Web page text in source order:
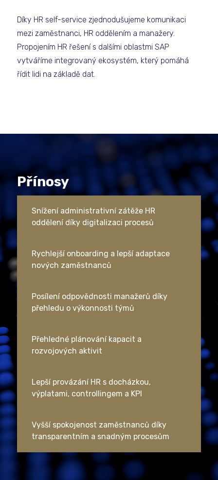
Díky HR self-service zjednodušujeme komunikaci
mezi zaměstnanci, HR oddělením a manažery.
Propojením HR řešení s dalšími oblastmi SAP
vytváříme integrovaný ekosystém, který pomáhá
řídit lidi na základě dat.
Přínosy
Snížení administrativní zátěže HR
oddělení díky digitalizaci procesů
Rychlejší onboarding a lepší adaptace
nových zaměstnanců
Posílení odpovědnosti manažerů díky
přehledu o výkonnosti týmů
Přehledné plánování kapacit a
rozvojových aktivit
Lepší provázání HR s docházkou,
výplatami, controllingem a KPI
Vyšší spokojenost zaměstnanců díky
transparentním a snadným procesům